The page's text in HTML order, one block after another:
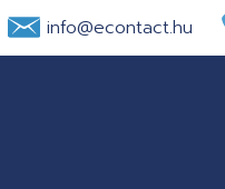
info@econtact.hu